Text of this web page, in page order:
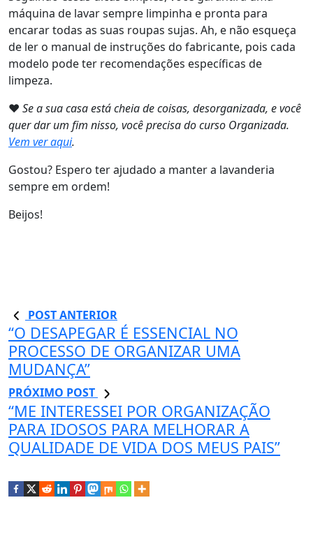
máquina de lavar sempre limpinha e pronta para
encarar todas as suas roupas sujas. Ah, e não esqueça
de ler o manual de instruções do fabricante, pois cada
modelo pode ter recomendações específicas de
limpeza.
❤ Se a sua casa está cheia de coisas, desorganizada, e você
quer dar um fim nisso, você precisa do curso Organizada.
Vem ver aqui.
Gostou? Espero ter ajudado a manter a lavanderia
sempre em ordem!
Beijos!
POST ANTERIOR
“O DESAPEGAR É ESSENCIAL NO
PROCESSO DE ORGANIZAR UMA
MUDANÇA”
PRÓXIMO POST
“ME INTERESSEI POR ORGANIZAÇÃO
PARA IDOSOS PARA MELHORAR A
QUALIDADE DE VIDA DOS MEUS PAIS”